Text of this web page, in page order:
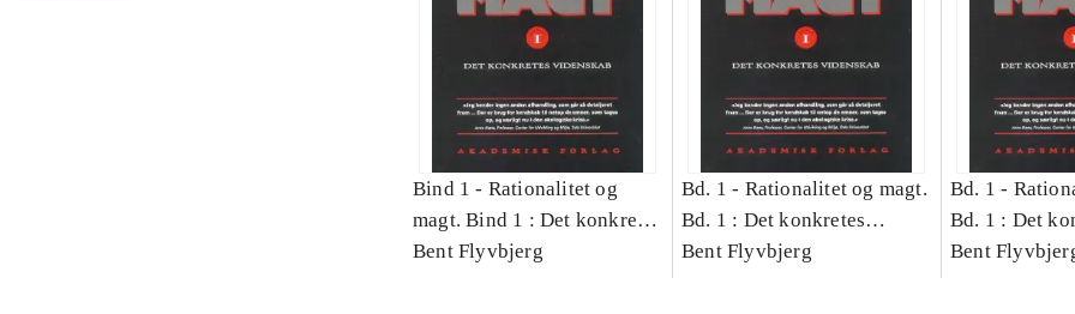
Bind 1 - Rationalitet og
magt. Bind 1 : Det konkretes
videnskab
Bent Flyvbjerg
Bd. 1 - Rationalitet og magt.
Bd. 1 : Det konkretes
videnskab
Bent Flyvbjerg
Bd. 1 -
Bd. 1 : Det
videnskab
Bent